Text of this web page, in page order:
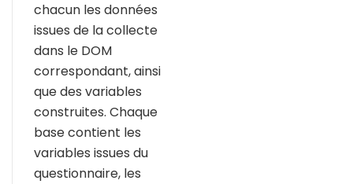
chacun les données
issues de la collecte
dans le DOM
correspondant, ainsi
que des variables
construites. Chaque
base contient les
variables issues du
questionnaire, les